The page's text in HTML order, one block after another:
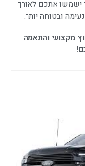
ישמשו אתכם לאורך
ובטוחה יותר.
מקצועי והתאמה